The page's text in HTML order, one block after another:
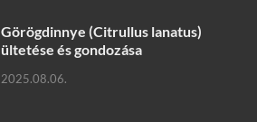
Görögdinnye (Citrullus lanatus)
ültetése és gondozása
2025.08.06.